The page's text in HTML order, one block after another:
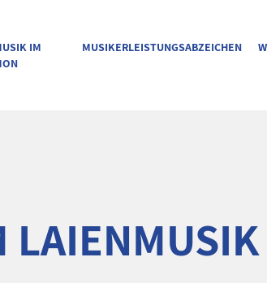
IM
MUSIKERLEISTUNGSABZEICHEN